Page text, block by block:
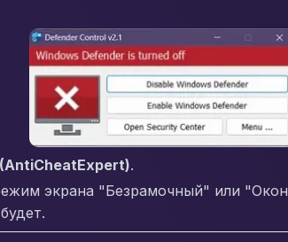
.
экрана "Безрамочный" или